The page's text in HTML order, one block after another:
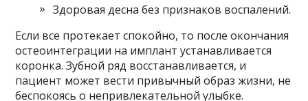
Здоровая десна без признаков воспалений.
Если все протекает спокойно, то после окончания
остеоинтеграции на имплант устанавливается
коронка. Зубной ряд восстанавливается, и
пациент может вести привычный образ жизни, не
беспокоясь о непривлекательной улыбке.